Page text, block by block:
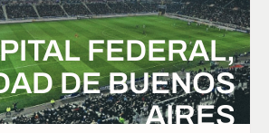
FEDERAL,
DE BUENOS
AIRES